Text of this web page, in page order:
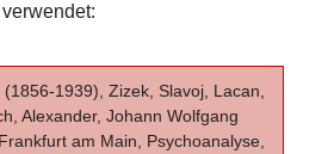
1939), Zizek, Slavoj, Lacan,
Alexander, Johann Wolfgang
am Main, Psychoanalyse,